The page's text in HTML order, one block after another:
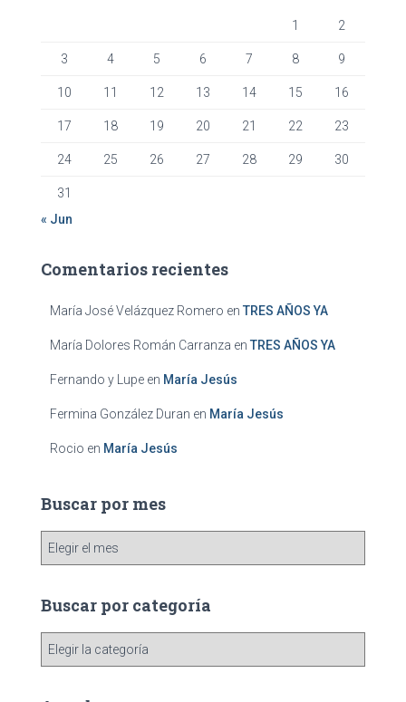
1 2
3 4 5 6 7 8 9
10 11 12 13 14 15 16
17 18 19 20 21 22 23
24 25 26 27 28 29 30
31
« Jun
Comentarios recientes
María José Velázquez Romero en TRES AÑOS YA
María Dolores Román Carranza en TRES AÑOS YA
Fernando y Lupe en María Jesús
Fermina González Duran en María Jesús
Rocio en María Jesús
Buscar por mes
c
Buscar por categoría